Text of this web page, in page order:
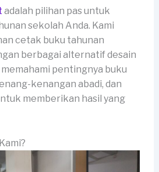
adalah pilihan pas untuk
sekolah Anda. Kami
cetak buku tahunan
berbagai alternatif desain
pentingnya buku
kenangan abadi, dan
memberikan hasil yang